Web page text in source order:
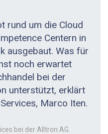
rund um die Cloud
Centern in
ausgebaut. Was für
noch erwartet
bei der
unterstützt, erklärt
Marco Iten.
bei der Alltron AG.